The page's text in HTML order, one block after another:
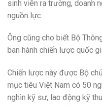
sinh viên ra trường, doanh
nguồn lực.
Ông cũng cho biết Bộ
ban hành chiến lược quốc
Chiến lược này được Bộ
mục tiêu Việt Nam có 50
nghìn kỹ sư, lao động kỹ